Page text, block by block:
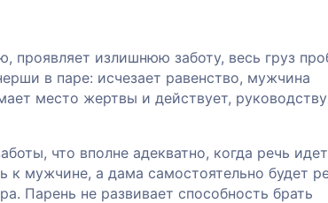
излишнюю заботу, весь груз
в паре: исчезает равенство, мужчина
место жертвы и действует,
что вполне адекватно, когда речь
к мужчине, а дама самостоятельно будет
Парень не развивает способность брать